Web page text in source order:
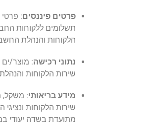
פרטים פיננסים:
הלקוחות והנהלת
נתוני רכישה: מוצר/ים
שירות הלקוחות
מידע בריאותי: משקל,
שירות הלקוחות
מתועדת בשדה יעודי